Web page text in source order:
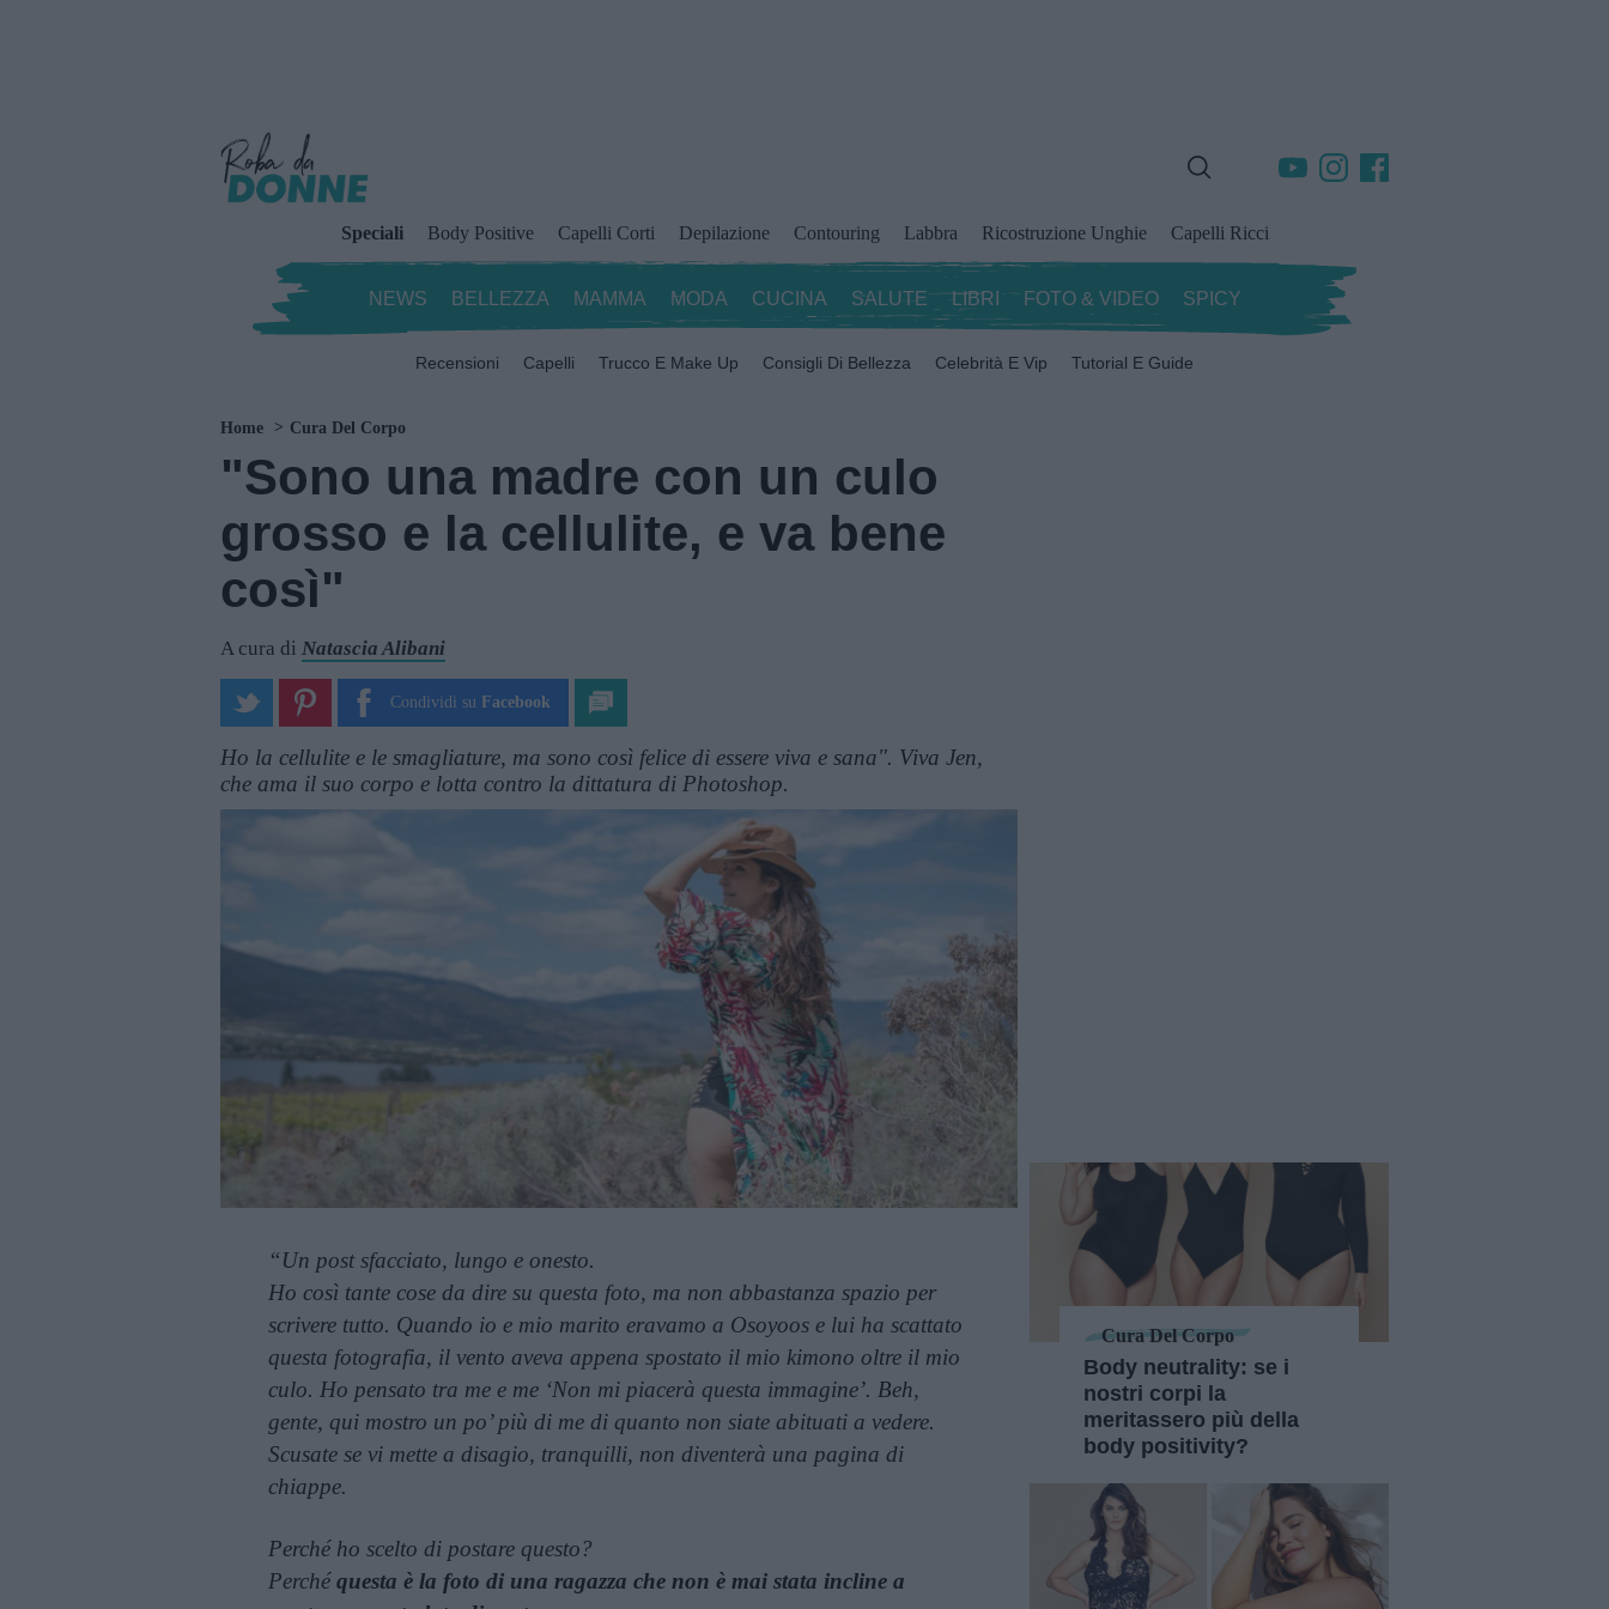
Speciali Body Positive Capelli Corti Depilazione Contouring Labbra Ricostruzione Unghie Capelli Ricci
NEWS BELLEZZA MAMMA MODA CUCINA SALUTE LIBRI FOTO & VIDEO SPICY
Recensioni Capelli Trucco E Make Up Consigli Di Bellezza Celebrità E Vip Tutorial E Guide
Home Cura Del Corpo
"Sono una madre con un culo
grosso e la cellulite, e va bene
così"
A cura di Natascia Alibani
Condividi su Facebook
Ho la cellulite e le smagliature, ma sono così felice di essere viva e sana". Viva Jen,
che ama il suo corpo e lotta contro la dittatura di Photoshop.
“Un post sfacciato, lungo e onesto.
Ho così tante cose da dire su questa foto, ma non abbastanza spazio per
scrivere tutto. Quando io e mio marito eravamo a Osoyoos e lui ha scattato
questa fotografia, il vento aveva appena spostato il mio kimono oltre il mio
culo. Ho pensato tra me e me ‘Non mi piacerà questa immagine’. Beh,
gente, qui mostro un po’ più di me di quanto non siate abituati a vedere.
Scusate se vi mette a disagio, tranquilli, non diventerà una pagina di
chiappe.
Perché ho scelto di postare questo?
Perchéquesta è la foto di una ragazza che non è mai stata incline a
Cura Del Corpo
Body neutrality: se i
nostri corpi la
meritassero più della
body positivity?